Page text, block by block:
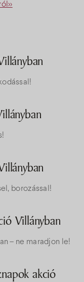
borozással!
Villányban
– ne maradjon le!
akció